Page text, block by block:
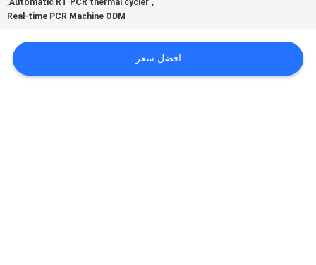
اقتباس
خريطة
Automatic RT PCR thermal cycler
Real-time PCR Machine ODM
افضل سعر